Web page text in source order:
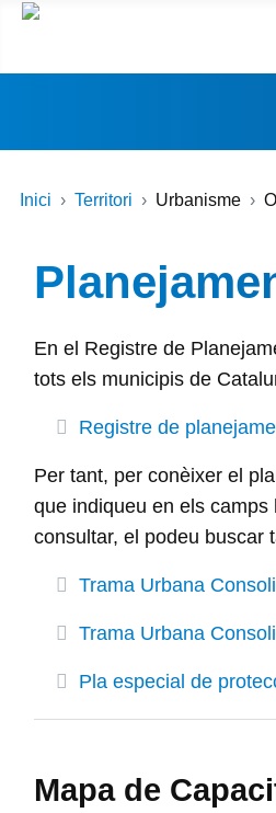
Inici Territori Urbanisme
En el Registre de
tots els municipis de
Registre de
Per tant, per conèixer el
que indiqueu en els
consultar, el podeu buscar
Trama Urbana
Trama Urbana
Pla especial de
Mapa de